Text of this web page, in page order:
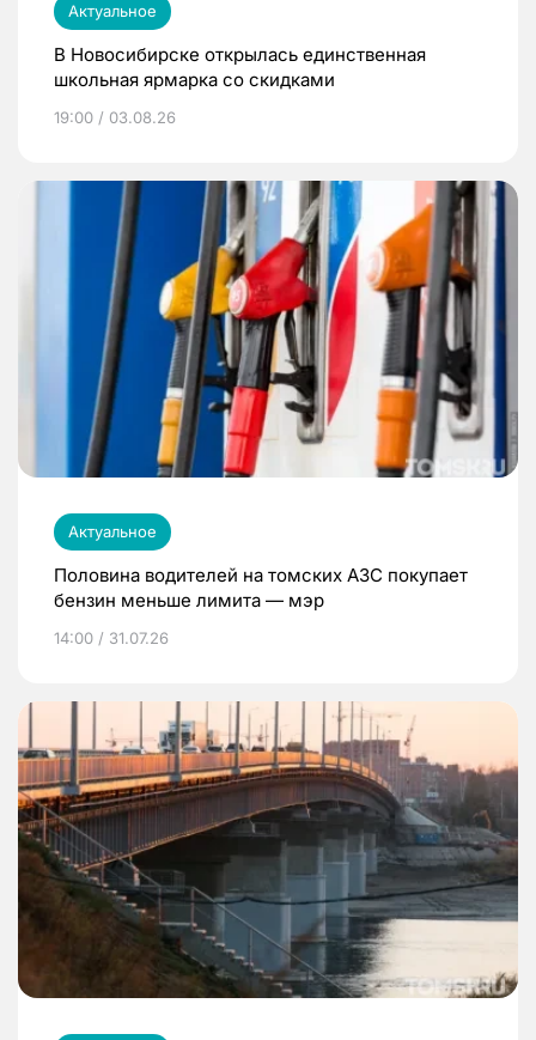
Актуальное
В Новосибирске открылась единственная
школьная ярмарка со скидками
19:00 / 03.08.26
Актуальное
Половина водителей на томских АЗС покупает
бензин меньше лимита — мэр
14:00 / 31.07.26